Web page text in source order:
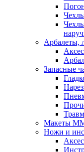
Арбалеты,
Запасные
Макеты
Ножи и